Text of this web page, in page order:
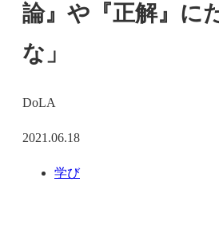
論』や『正解』に
な」
DoLA
2021.06.18
学び